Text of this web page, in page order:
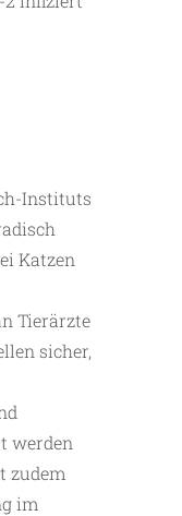
Instituts
Katzen
Tierärzte
sicher,
werden
zudem
im